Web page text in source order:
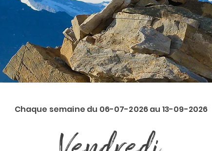
Chaque semaine du 06-07-2026 au 13-09-2026